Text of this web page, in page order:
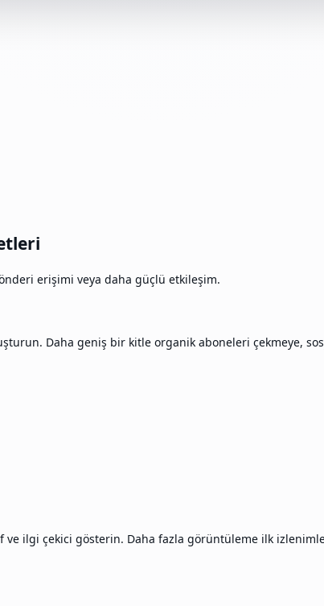
erişimi veya daha güçlü etkileşim.
Daha geniş bir kitle organik aboneleri çekmeye,
ilgi çekici gösterin. Daha fazla görüntüleme ilk